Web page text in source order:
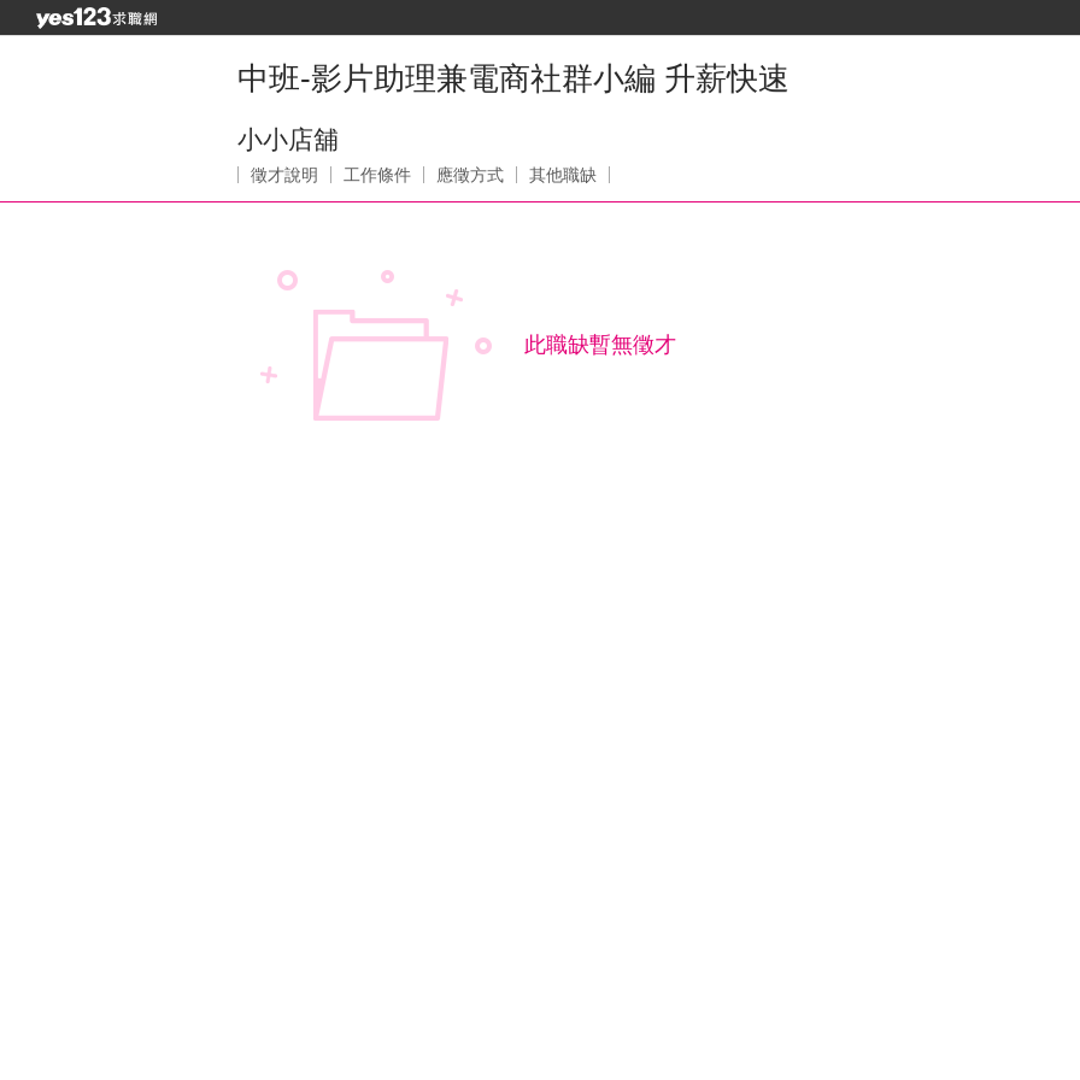
中班-影片助理兼電商社群小編 升薪快速
小小店舖
徵才說明 工作條件 應徵方式 其他職缺
此職缺暫無徵才